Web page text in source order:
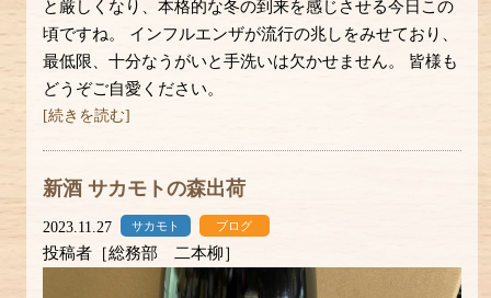
と厳しくなり、本格的な冬の到来を感じさせる今日この
頃ですね。 インフルエンザが流行の兆しをみせており、
最低限、十分なうがいと手洗いは欠かせません。 皆様も
どうぞご自愛ください。
[続きを読む]
新酒 サカモトの森出荷
2023.11.27 サカモト ブログ
投稿者［総務部 二本柳］